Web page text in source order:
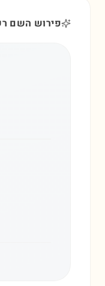
פירוש השם